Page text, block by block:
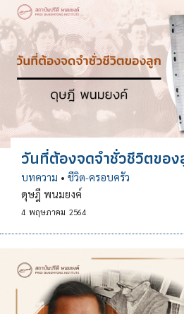
วันที่ต้องจดจำชั่วชีวิตขอ
บทความ • ชีวิต-ครอบครัว
ดุษฎี พนมยงค์
4 พฤษภาคม 2564